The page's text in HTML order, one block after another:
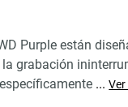
Purple están
grabación
...